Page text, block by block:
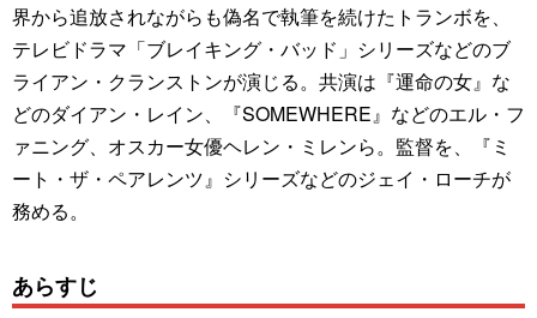
界から追放されながらも偽名で執筆を続けたトランボを、
テレビドラマ「ブレイキング・バッド」シリーズなどのブ
ライアン・クランストンが演じる。共演は『運命の女』な
どのダイアン・レイン、『SOMEWHERE』などのエル・フ
ァニング、オスカー女優ヘレン・ミレンら。監督を、『ミ
ート・ザ・ペアレンツ』シリーズなどのジェイ・ローチが
務める。
あらすじ